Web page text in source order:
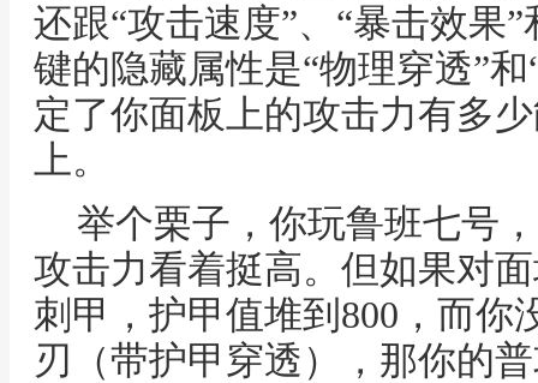
还跟“攻击速度”、“暴击效果
键的隐藏属性是“物理穿透”
定了你面板上的攻击力有多
上。
举个栗子，你玩鲁班七号
攻击力看着挺高。但如果对
刺甲，护甲值堆到800，而你
刃（带护甲穿透），那你的